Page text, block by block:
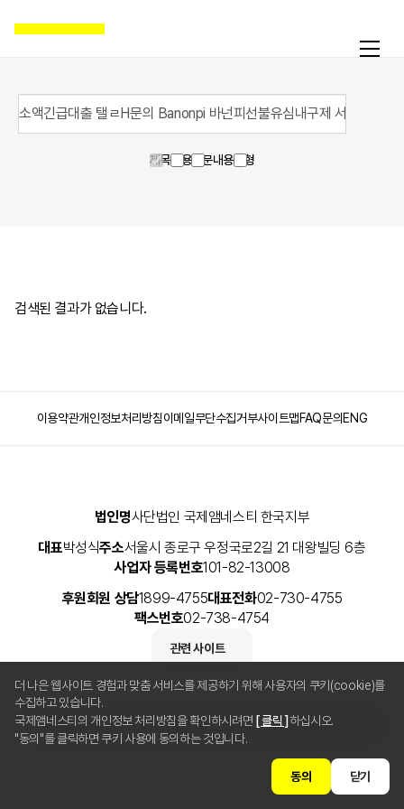
제목내용영문내용유형
검색된 결과가 없습니다.
이용약관개인정보처리방침이메일무단수집거부사이트맵FAQ문의 ENG
법인명사단법인 국제앰네스티 한국지부
대표박성식주소서울시 종로구 우정국로2길 21 대왕빌딩 6층
사업자 등록번호101-82-13008
후원회원 상담1899-4755대표전화02-730-4755
팩스번호02-738-4754
관련 사이트
Copyright © 2025 사단법인 국제앰네스티 한국지부 All Rights Reserved.
더 나은 웹사이트 경험과 맞춤 서비스를 제공하기 위해 사용자의 쿠키(cookie)를
수집하고 있습니다.
국제앰네스티의 개인정보 처리방침을 확인하시려면 [ 클릭 ] 하십시오.
"동의"를 클릭하면 쿠키 사용에 동의하는 것입니다.
동의 닫기